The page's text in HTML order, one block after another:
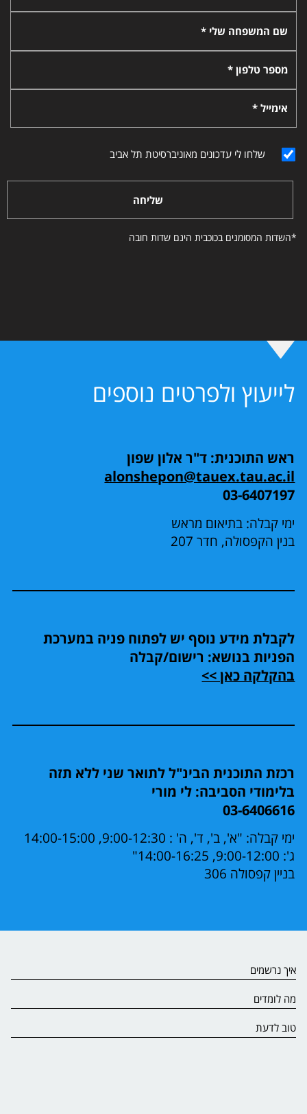
שם המשפחה שלי *
מספר טלפון *
אימייל *
שלחו לי עדכונים מאוניברסיטת תל אביב
שליחה
*השדות המסומנים בכוכבית הינם שדות חובה
לייעוץ ולפרטים נוספים
ראש התוכנית: ד"ר אלון שפון
alonshepon@tauex.tau.ac.il
03-6407197
ימי קבלה: בתיאום מראש
בנין הקפסולה, חדר 207
לקבלת מידע נוסף יש לפתוח פניה במערכת
הפניות בנושא: רישום/קבלה
בהקלקה כאן >>
רכזת התוכנית הבינ"ל לתואר שני ללא תזה
בלימודי הסביבה: לי מורי
03-6406616
ימי קבלה: "א', ב', ד', ה' : 9:00-12:30, 14:00-15:00
ג': 9:00-12:00, 14:00-16:25"
בניין קפסולה 306
איך נרשמים
מה לומדים
טוב לדעת